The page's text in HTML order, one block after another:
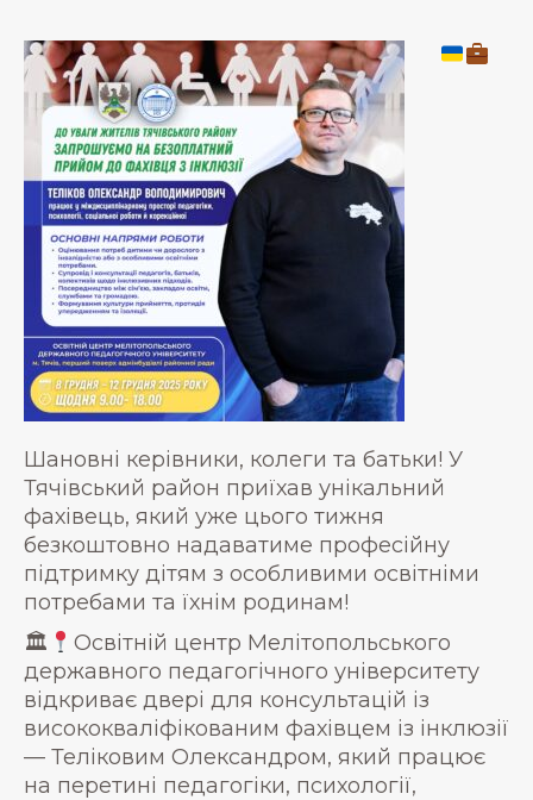
Шановні керівники, колеги та батьки! У
Тячівський район приїхав унікальний
фахівець, який уже цього тижня
безкоштовно надаватиме професійну
підтримку дітям з особливими освітніми
потребами та їхнім родинам!
🏛
Освітній центр Мелітопольського
державного педагогічного університету
відкриває двері для консультацій із
висококваліфікованим фахівцем із інклюзії
— Теліковим Олександром, який працює
на перетині педагогіки, психології,